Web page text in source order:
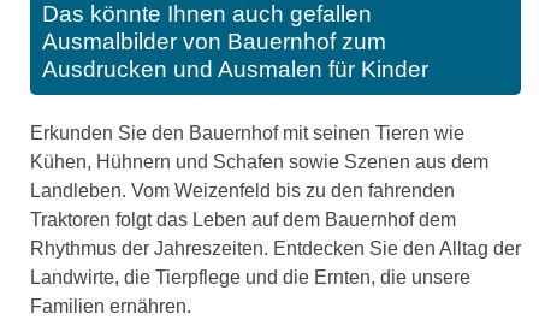
Das könnte Ihnen auch gefallen
Ausmalbilder von Bauernhof zum
Ausdrucken und Ausmalen für Kinder
Erkunden Sie den Bauernhof mit seinen Tieren wie
Kühen, Hühnern und Schafen sowie Szenen aus dem
Landleben. Vom Weizenfeld bis zu den fahrenden
Traktoren folgt das Leben auf dem Bauernhof dem
Rhythmus der Jahreszeiten. Entdecken Sie den Alltag der
Landwirte, die Tierpflege und die Ernten, die unsere
Familien ernähren.